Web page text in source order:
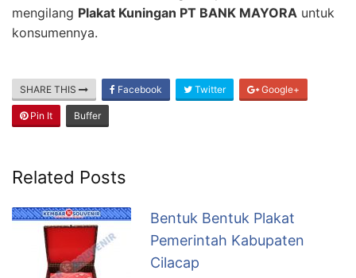
mengilang Plakat Kuningan PT BANK MAYORA untuk
konsumennya.
SHARE THIS Facebook Twitter Google+
Pin It Buffer
Related Posts
Bentuk Bentuk Plakat
Pemerintah Kabupaten
Cilacap